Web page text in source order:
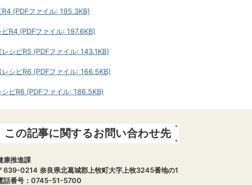
(PDFファイル: 195.3KB)
R4 (PDFファイル: 197.6KB)
シピR5 (PDFファイル: 143.1KB)
シピR6 (PDFファイル: 166.5KB)
ピR6 (PDFファイル: 186.5KB)
この記事に関するお問い合わせ先
康推進課
639-0214 奈良県北葛城郡上牧町大字上牧3245番地の1
話番号：0745-51-5700